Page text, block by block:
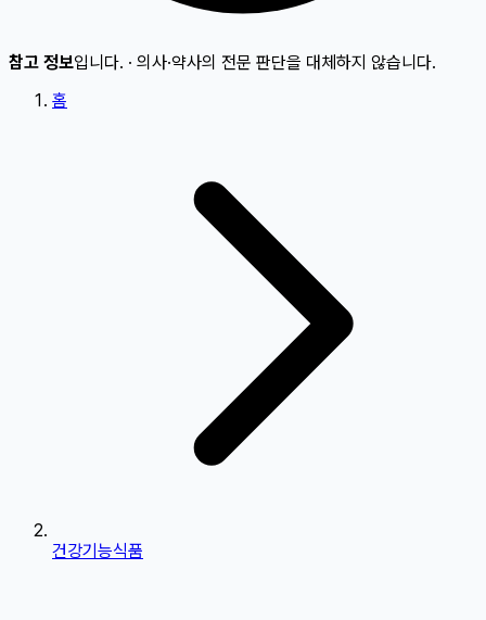
참고 정보입니다. · 의사·약사의 전문 판단을 대체하지 않습니다.
홈
건강기능식품